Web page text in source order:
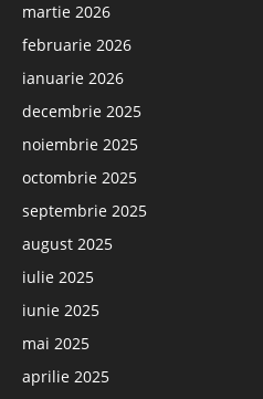
martie 2026
februarie 2026
ianuarie 2026
decembrie 2025
noiembrie 2025
octombrie 2025
septembrie 2025
august 2025
iulie 2025
iunie 2025
mai 2025
aprilie 2025